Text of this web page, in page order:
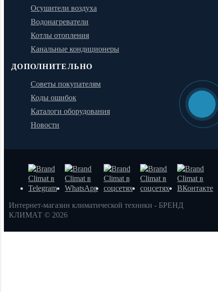
Осушители воздуха
Водонагреватели
Котлы отопления
Канальные кондиционеры
ДОПОЛНИТЕЛЬНО
Советы покупателям
Коды ошибок
Каталоги оборудования
Новости
Интернет-магазин климатической техники - БРЕНД
КЛИМАТ © 2026